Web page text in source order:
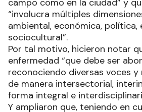
“involucra múltiples
ambiental, económica, política,
sociocultural”.
Por tal motivo, hicieron notar
enfermedad “que debe ser
reconociendo diversas voces y
de manera intersectorial,
forma integral e
Y ampliaron que, teniendo en